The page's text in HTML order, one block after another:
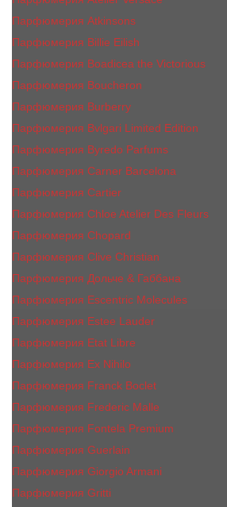
Парфюмерия Atkinsons
Парфюмерия Billie Eilish
Парфюмерия Boadicea the Victorious
Парфюмерия Boucheron
Парфюмерия Burberry
Парфюмерия Bvlgari Limited Edition
Парфюмерия Byredo Parfums
Парфюмерия Carner Barcelona
Парфюмерия Cartier
Парфюмерия Chloe Atelier Des Fleurs
Парфюмерия Сhopard
Парфюмерия Clive Christian
Парфюмерия Дольче & Габбана
Парфюмерия Escentric Molecules
Парфюмерия Estee Lаudеr
Парфюмерия Etat Libre
Парфюмерия Ex Nihilo
Парфюмерия Franck Boclet
Парфюмерия Frеderic Mаlle
Парфюмерия Fontela Premium
Парфюмерия Guerlain
Парфюмерия Giorgio Armani
Парфюмерия Gritti